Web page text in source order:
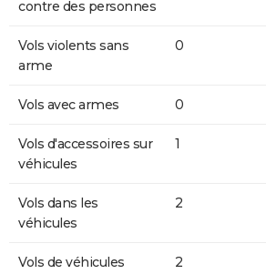
contre des personnes
Vols violents sans
arme
0
Vols avec armes 0
Vols d'accessoires sur
véhicules
1
Vols dans les
véhicules
2
Vols de véhicules 2